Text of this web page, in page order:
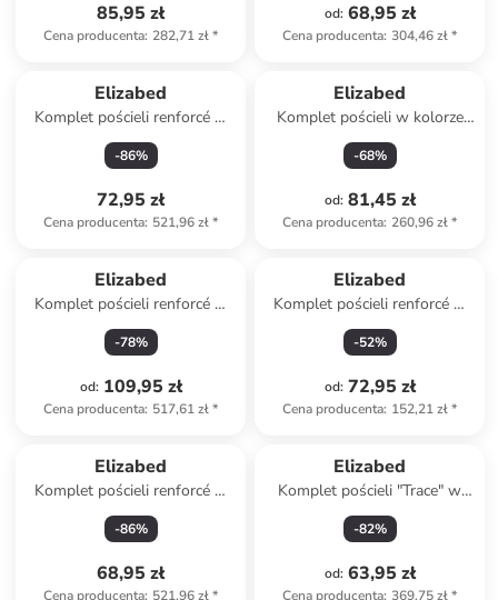
85,95 zł
Cena producenta: 282,71 zł*
od: 68,95 zł
Cena producenta: 304,46 zł*
Elizabed
Komplet pościeli renforcé w
kolorze biało-jasnoróżowym
-86%
72,95 zł
Cena producenta: 521,96 zł*
Elizabed
Komplet pościeli w kolorze
biało-niebieskim
-68%
od: 81,45 zł
Cena producenta: 260,96 zł*
Elizabed
Komplet pościeli renforcé w
kolorze kremowym
-78%
od: 109,95 zł
Cena producenta: 517,61 zł*
Elizabed
Komplet pościeli renforcé w
kolorze jasnoróżowo-białym
-52%
od: 72,95 zł
Cena producenta: 152,21 zł*
Elizabed
Komplet pościeli renforcé w
kolorze szarym
-86%
68,95 zł
Cena producenta: 521,96 zł*
Elizabed
Komplet pościeli "Trace" w
kolorze antracytowym
-82%
od: 63,95 zł
Cena producenta: 369,75 zł*